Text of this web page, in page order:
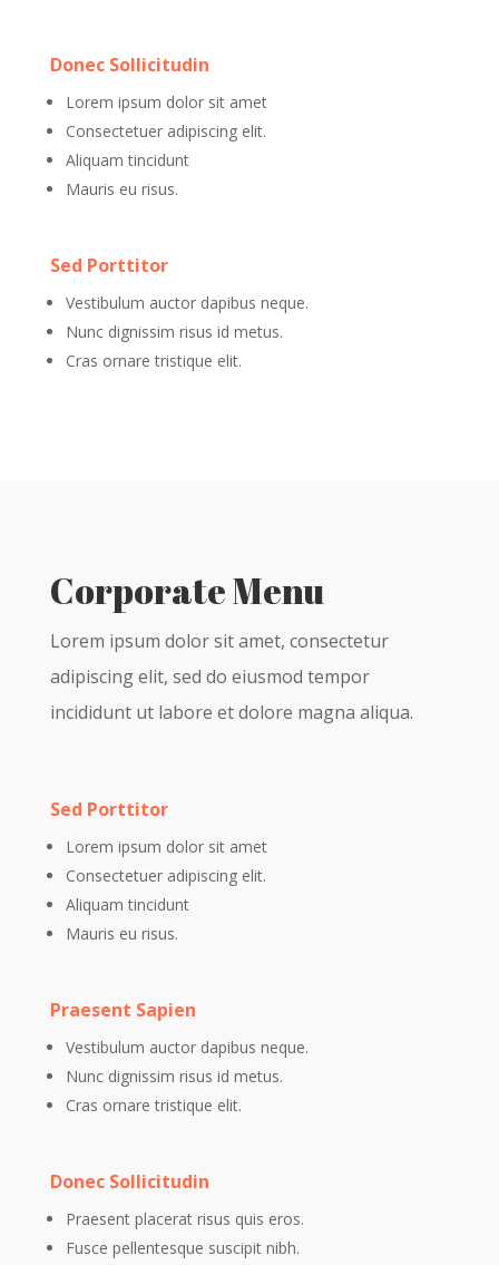
Donec Sollicitudin
Lorem ipsum dolor sit amet
Consectetuer adipiscing elit.
Aliquam tincidunt
Mauris eu risus.
Sed Porttitor
Vestibulum auctor dapibus neque.
Nunc dignissim risus id metus.
Cras ornare tristique elit.
Corporate Menu
Lorem ipsum dolor sit amet, consectetur
adipiscing elit, sed do eiusmod tempor
incididunt ut labore et dolore magna aliqua.
Sed Porttitor
Lorem ipsum dolor sit amet
Consectetuer adipiscing elit.
Aliquam tincidunt
Mauris eu risus.
Praesent Sapien
Vestibulum auctor dapibus neque.
Nunc dignissim risus id metus.
Cras ornare tristique elit.
Donec Sollicitudin
Praesent placerat risus quis eros.
Fusce pellentesque suscipit nibh.